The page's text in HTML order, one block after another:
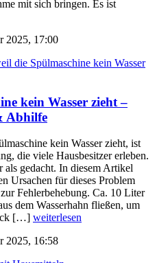
mit sich bringen. Es ist
2025, 17:00
kein Wasser zieht –
Abhilfe
kein Wasser zieht, ist
die viele Hausbesitzer erleben.
gedacht. In diesem Artikel
Ursachen für dieses Problem
Fehlerbehebung. Ca. 10 Liter
dem Wasserhahn fließen, um
[…] weiterlesen
2025, 16:58